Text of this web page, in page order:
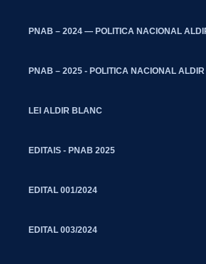
PNAB – 2024 — POLITICA NACIONAL
PNAB – 2025 - POLITICA NACIONAL
LEI ALDIR BLANC
EDITAIS - PNAB 2025
EDITAL 001/2024
EDITAL 003/2024